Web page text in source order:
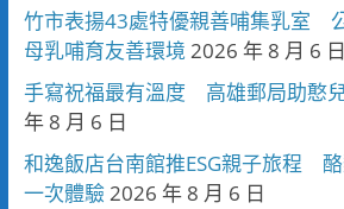
竹市表揚43處特優親善哺集乳室
母乳哺育友善環境2026 年 8 月 6 日
手寫祝福最有溫度 高雄郵局助憨
年 8 月 6 日
和逸飯店台南館推ESG親子旅程
一次體驗2026 年 8 月 6 日